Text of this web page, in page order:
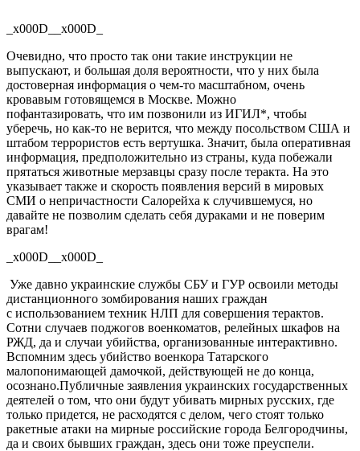
_x000D__x000D_
Очевидно, что просто так они такие инструкции не
выпускают, и большая доля вероятности, что у них была
достоверная информация о чем-то масштабном, очень
кровавым готовящемся в Москве. Можно
пофантазировать, что им позвонили из ИГИЛ*, чтобы
уберечь, но как-то не верится, что между посольством США и
штабом террористов есть вертушка. Значит, была оперативная
информация, предположительно из страны, куда побежали
прятаться животные мерзавцы сразу после теракта. На это
указывает также и скорость появления версий в мировых
СМИ о непричастности Салорейха к случившемуся, но
давайте не позволим сделать себя дураками и не поверим
врагам!
_x000D__x000D_
Уже давно украинские службы СБУи ГУР освоили методы
дистанционного зомбирования наших граждан
с использованием техник НЛП для совершения терактов.
Сотни случаев поджогов военкоматов, релейных шкафов на
РЖД, да и случаи убийства, организованные интерактивно.
Вспомним здесь убийство военкора Татарского
малопонимающей дамочкой, действующей не до конца,
осознано.Публичные заявления украинских государственных
деятелей о том, что они будут убивать мирных русских, где
только придется, не расходятся с делом, чего стоят только
ракетные атаки на мирные российские города Белгородчины,
да и своих бывших граждан, здесь они тоже преуспели.